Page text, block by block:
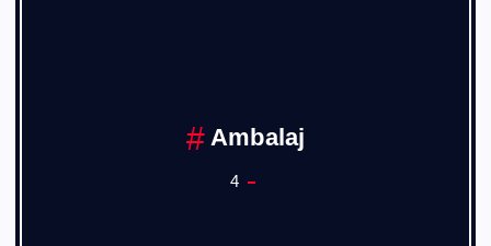
Ambalaj
4